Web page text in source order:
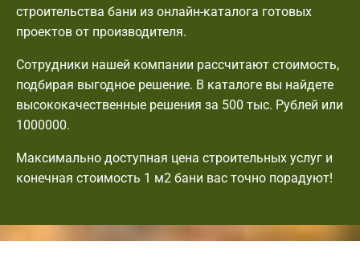
строительства бани из онлайн-каталога готовых
проектов от производителя.
Сотрудники нашей компании рассчитают стоимость,
подбирая выгодное решение. В каталоге вы найдете
высококачественные решения за 500 тыс. Рублей или
1000000.
Максимально доступная цена строительных услуг и
конечная стоимость 1 м2 бани вас точно порадуют!